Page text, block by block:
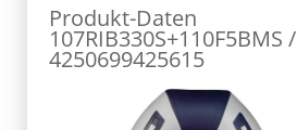
Produkt-Daten
107RIB330S+110F5BMS /
4250699425615